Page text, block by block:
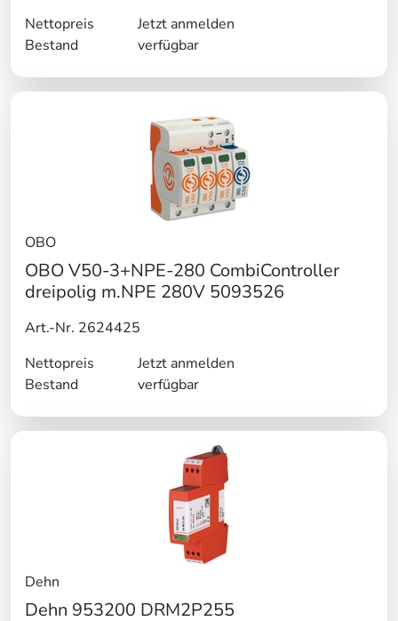
Nettopreis
Jetzt anmelden
Bestand
verfügbar
OBO
OBO V50-3+NPE-280 CombiController
dreipolig m.NPE 280V 5093526
Art.-Nr. 2624425
Nettopreis
Jetzt anmelden
Bestand
verfügbar
Dehn
Dehn 953200 DRM2P255